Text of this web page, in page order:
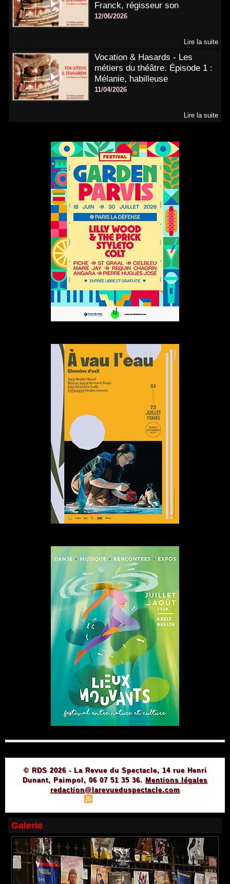
Franck, régisseur son
12/06/2026
Lire la suite
Vocation & Hasards - Les
métiers du théâtre. Épisode 1 :
Mélanie, habilleuse
11/04/2026
Lire la suite
© RDS 2026 - La Revue du Spectacle, 14 rue Henri
Dunant, Paimpol, 06 07 51 35 36. Mentions légales
redaction@larevueduspectacle.com
Galerie